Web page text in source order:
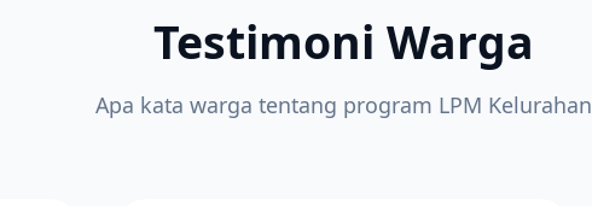
Testimoni Warga
Apa kata warga tentang program LPM Kelurahan